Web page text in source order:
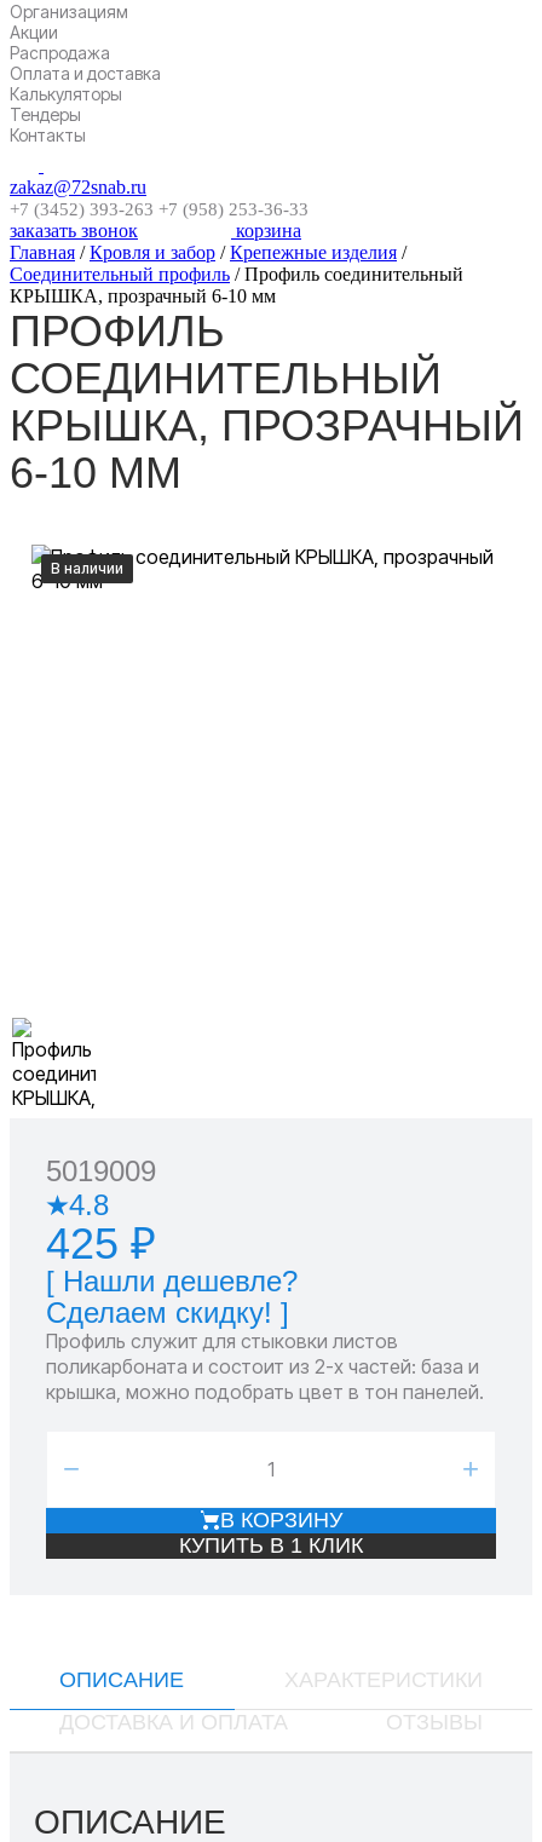
Организациям
Акции
Распродажа
Оплата и доставка
Калькуляторы
Тендеры
Контакты
zakaz@72snab.ru
+7 (3452) 393-263 +7 (958) 253-36-33
заказать звонок
корзина
Главная / Кровля и забор / Крепежные изделия /
Соединительный профиль / Профиль соединительный
КРЫШКА, прозрачный 6-10 мм
ПРОФИЛЬ
СОЕДИНИТЕЛЬНЫЙ
КРЫШКА, ПРОЗРАЧНЫЙ
6-10 ММ
В наличии
5019009
4.8
425 ₽
[ Нашли дешевле?
Сделаем скидку! ]
Профиль служит для стыковки листов
поликарбоната и состоит из 2-х частей: база и
крышка, можно подобрать цвет в тон панелей.
− +
В КОРЗИНУ
КУПИТЬ В 1 КЛИК
ОПИСАНИЕ
ХАРАКТЕРИСТИКИ
ДОСТАВКА И ОПЛАТА
ОТЗЫВЫ
ОПИСАНИЕ